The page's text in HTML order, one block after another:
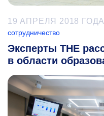
19 АПРЕЛЯ 2018 ГОДА
сотрудничество
Эксперты THE
в области